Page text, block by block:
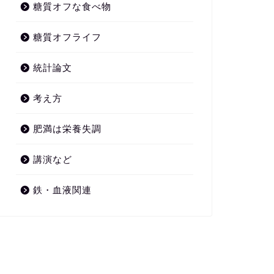
糖質オフな食べ物
糖質オフライフ
統計論文
考え方
肥満は栄養失調
講演など
鉄・血液関連